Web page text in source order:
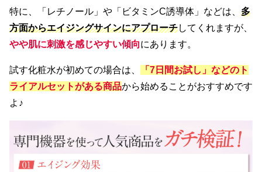
特に、「レチノール」や「ビタミンC誘導体」などは、 多
方面からエイジングサインにアプローチしてくれますが、
やや肌に刺激を感じやすい傾向にあります。
試す化粧水が初めての場合は、
「7日間お試し」などのト
ライアルセットがある商品から始めることがおすすめです
よ♪